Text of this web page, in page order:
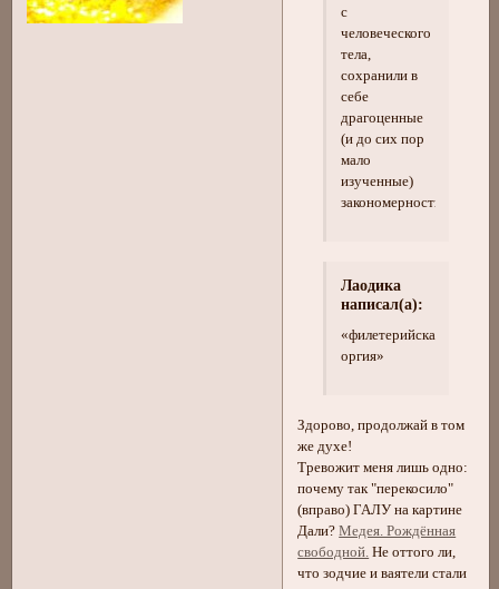
с
человеческого
тела,
сохранили в
себе
драгоценные
(и до сих пор
мало
изученные)
закономерности
Лаодика
написал(а):
«филетерийская
оргия»
Здорово, продолжай в том
же духе!
Тревожит меня лишь одно:
почему так "перекосило"
(вправо) ГАЛУ на картине
Дали?Медея. Рождённая
свободной. Не оттого ли,
что зодчие и ваятели стали